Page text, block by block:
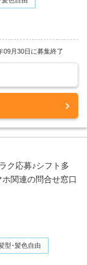
09月30日に募集終了
ク応募♪シフト多
関連の問合せ窓口
型･髪色自由